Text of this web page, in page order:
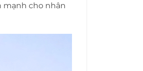
mạnh cho nhân